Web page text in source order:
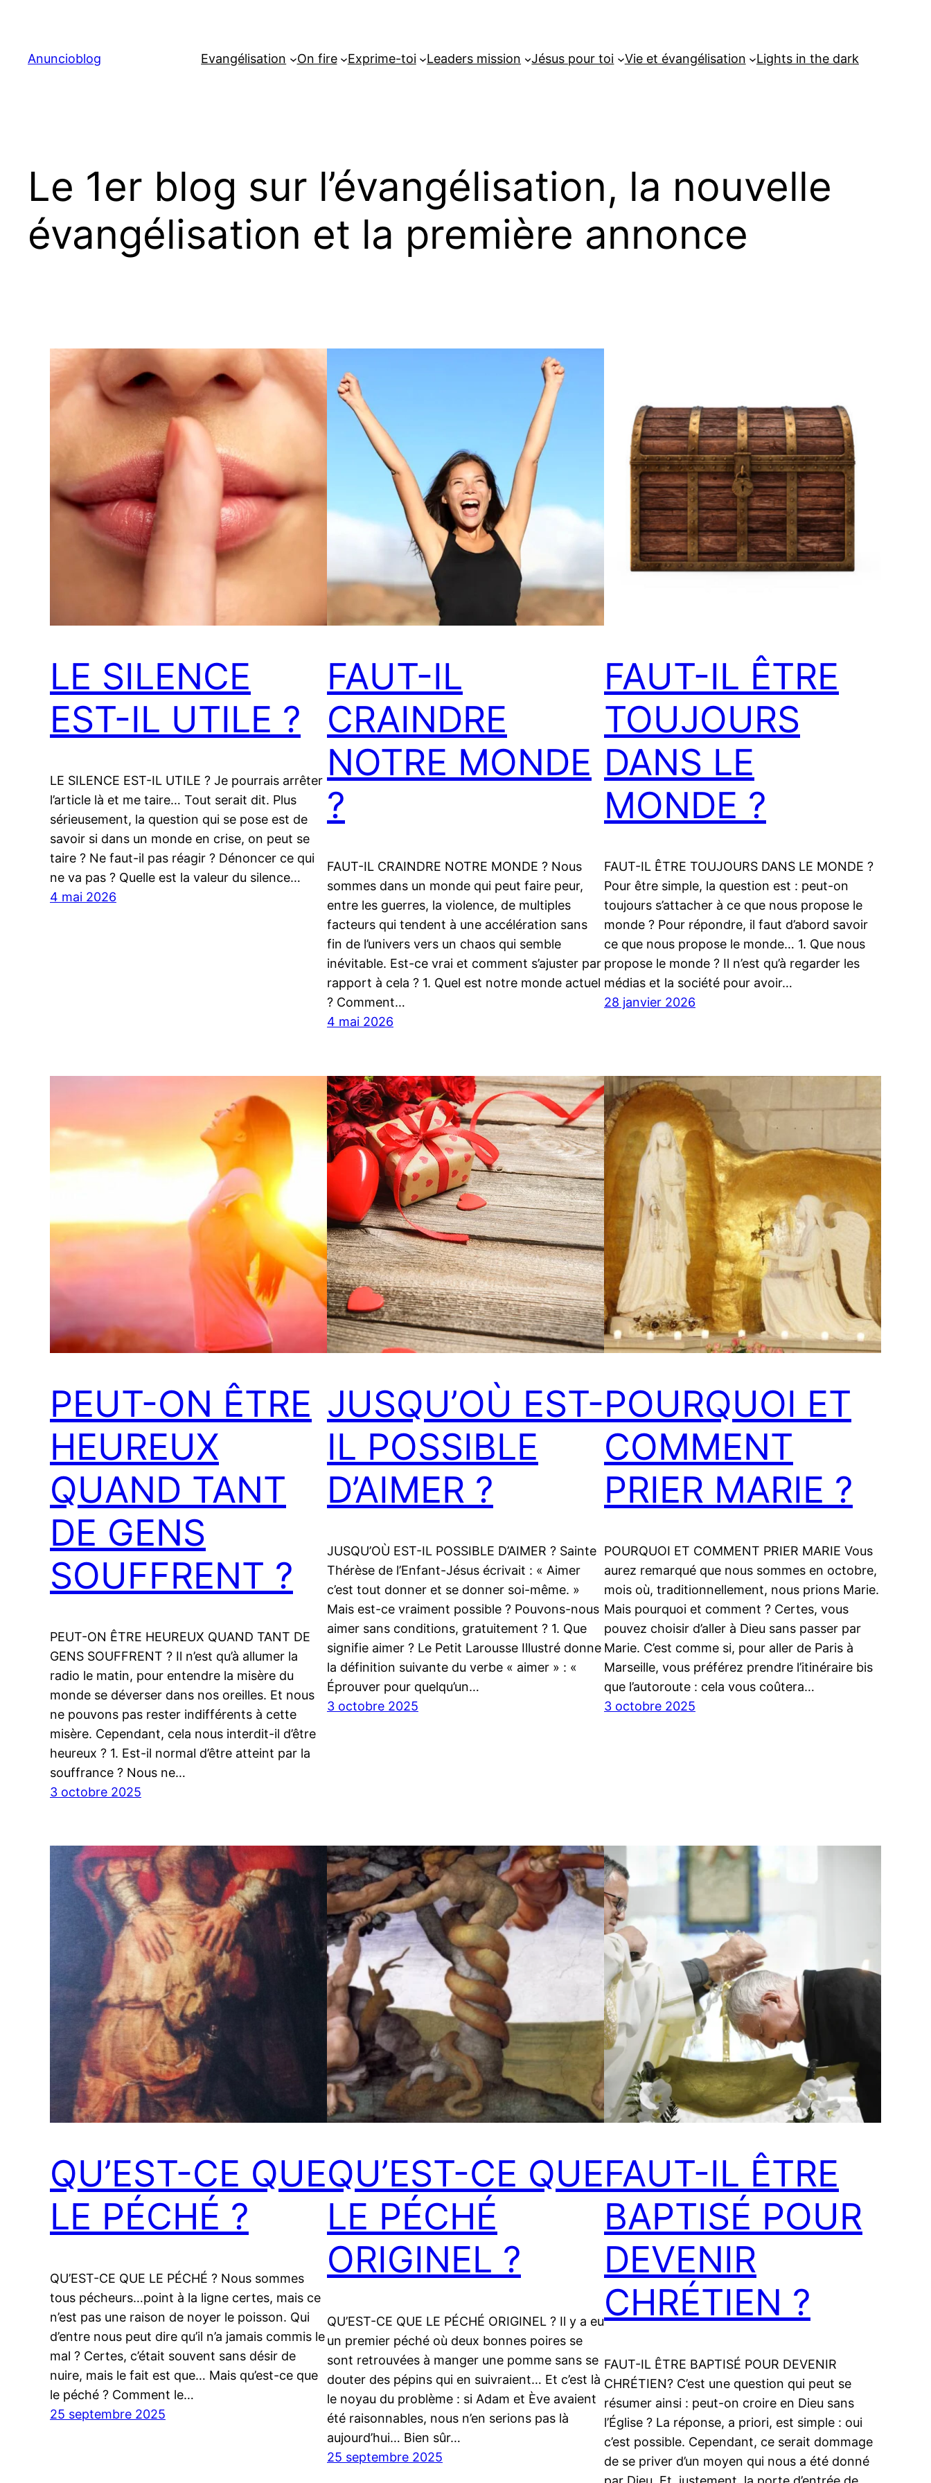
contenu
Anuncioblog Evangélisation On fire Exprime-toi Leaders mission Jésus pour toi Vie et évangélisation Lights in the dark
Le 1er blog sur l’évangélisation, la nouvelle
évangélisation et la première annonce
LE SILENCE
EST-IL UTILE ?
LE SILENCE EST-IL UTILE ? Je pourrais arrêter
l’article là et me taire… Tout serait dit. Plus
sérieusement, la question qui se pose est de
savoir si dans un monde en crise, on peut se
taire ? Ne faut-il pas réagir ? Dénoncer ce qui
ne va pas ? Quelle est la valeur du silence…
4 mai 2026
FAUT-IL
CRAINDRE
NOTRE MONDE
?
FAUT-IL CRAINDRE NOTRE MONDE ? Nous
sommes dans un monde qui peut faire peur,
entre les guerres, la violence, de multiples
facteurs qui tendent à une accélération sans
fin de l’univers vers un chaos qui semble
inévitable. Est-ce vrai et comment s’ajuster par
rapport à cela ? 1. Quel est notre monde actuel
? Comment…
4 mai 2026
FAUT-IL ÊTRE
TOUJOURS
DANS LE
MONDE ?
FAUT-IL ÊTRE TOUJOURS DANS LE MONDE ?
Pour être simple, la question est : peut-on
toujours s’attacher à ce que nous propose le
monde ? Pour répondre, il faut d’abord savoir
ce que nous propose le monde… 1. Que nous
propose le monde ? Il n’est qu’à regarder les
médias et la société pour avoir…
28 janvier 2026
PEUT-ON ÊTRE
HEUREUX
QUAND TANT
DE GENS
SOUFFRENT ?
PEUT-ON ÊTRE HEUREUX QUAND TANT DE
GENS SOUFFRENT ? Il n’est qu’à allumer la
radio le matin, pour entendre la misère du
monde se déverser dans nos oreilles. Et nous
ne pouvons pas rester indifférents à cette
misère. Cependant, cela nous interdit-il d’être
heureux ? 1. Est-il normal d’être atteint par la
souffrance ? Nous ne…
3 octobre 2025
JUSQU’OÙ EST-
IL POSSIBLE
D’AIMER ?
JUSQU’OÙ EST-IL POSSIBLE D’AIMER ? Sainte
Thérèse de l’Enfant-Jésus écrivait : « Aimer
c’est tout donner et se donner soi-même. »
Mais est-ce vraiment possible ? Pouvons-nous
aimer sans conditions, gratuitement ? 1. Que
signifie aimer ? Le Petit Larousse Illustré donne
la définition suivante du verbe « aimer » : «
Éprouver pour quelqu’un…
3 octobre 2025
POURQUOI ET
COMMENT
PRIER MARIE ?
POURQUOI ET COMMENT PRIER MARIE Vous
aurez remarqué que nous sommes en octobre,
mois où, traditionnellement, nous prions Marie.
Mais pourquoi et comment ? Certes, vous
pouvez choisir d’aller à Dieu sans passer par
Marie. C’est comme si, pour aller de Paris à
Marseille, vous préférez prendre l’itinéraire bis
que l’autoroute : cela vous coûtera…
3 octobre 2025
QU’EST-CE QUE
LE PÉCHÉ ?
QU’EST-CE QUE LE PÉCHÉ ? Nous sommes
tous pécheurs…point à la ligne certes, mais ce
n’est pas une raison de noyer le poisson. Qui
d’entre nous peut dire qu’il n’a jamais commis le
mal ? Certes, c’était souvent sans désir de
nuire, mais le fait est que… Mais qu’est-ce que
le péché ? Comment le…
25 septembre 2025
QU’EST-CE QUE
LE PÉCHÉ
ORIGINEL ?
QU’EST-CE QUE LE PÉCHÉ ORIGINEL ? Il y a eu
un premier péché où deux bonnes poires se
sont retrouvées à manger une pomme sans se
douter des pépins qui en suivraient… Et c’est là
le noyau du problème : si Adam et Ève avaient
été raisonnables, nous n’en serions pas là
aujourd’hui… Bien sûr…
25 septembre 2025
FAUT-IL ÊTRE
BAPTISÉ POUR
DEVENIR
CHRÉTIEN ?
FAUT-IL ÊTRE BAPTISÉ POUR DEVENIR
CHRÉTIEN? C’est une question qui peut se
résumer ainsi : peut-on croire en Dieu sans
l’Église ? La réponse, a priori, est simple : oui
c’est possible. Cependant, ce serait dommage
de se priver d’un moyen qui nous a été donné